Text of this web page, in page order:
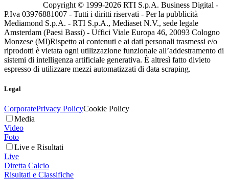
Copyright © 1999-2026 RTI S.p.A. Business Digital -
P.Iva 03976881007 - Tutti i diritti riservati - Per la pubblicità
Mediamond S.p.A. - RTI S.p.A., Mediaset N.V., sede legale
Amsterdam (Paesi Bassi) - Uffici Viale Europa 46, 20093 Cologno
Monzese (MI)Rispetto ai contenuti e ai dati personali trasmessi e/o
riprodotti è vietata ogni utilizzazione funzionale all’addestramento di
sistemi di intelligenza artificiale generativa. È altresì fatto divieto
espresso di utilizzare mezzi automatizzati di data scraping.
Legal
CorporatePrivacy PolicyCookie Policy
Media
Video
Foto
Live e Risultati
Live
Diretta Calcio
Risultati e Classifiche